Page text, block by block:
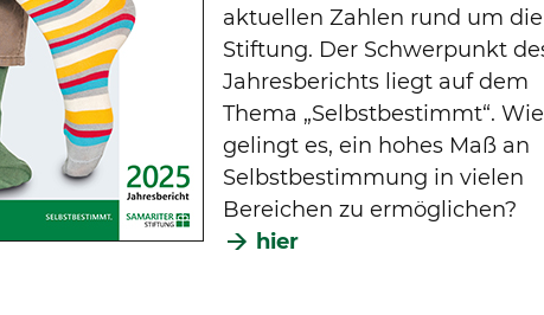
aktuellen Zahlen rund um die
Stiftung. Der Schwerpunkt
Jahresberichts liegt auf dem
Thema „Selbstbestimmt“. Wie
gelingt es, ein hohes Maß an
Selbstbestimmung in vielen
Bereichen zu ermöglichen?
hier